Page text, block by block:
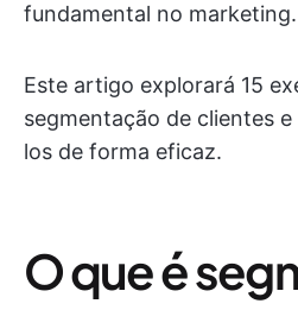
fundamental no marketing.
Este artigo explorará 15
segmentação de clientes
los de forma eficaz.
O que é